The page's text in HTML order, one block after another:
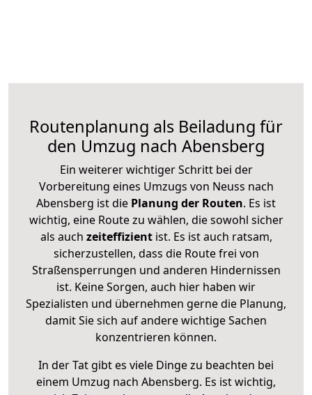
Routenplanung als Beiladung für
den Umzug nach Abensberg
Ein weiterer wichtiger Schritt bei der
Vorbereitung eines Umzugs von Neuss nach
Abensberg ist die Planung der Routen. Es ist
wichtig, eine Route zu wählen, die sowohl sicher
als auch zeiteffizientist. Es ist auch ratsam,
sicherzustellen, dass die Route frei von
Straßensperrungen und anderen Hindernissen
ist. Keine Sorgen, auch hier haben wir
Spezialisten und übernehmen gerne die Planung,
damit Sie sich auf andere wichtige Sachen
konzentrieren können.
In der Tat gibt es viele Dinge zu beachten bei
einem Umzug nach Abensberg. Es ist wichtig,